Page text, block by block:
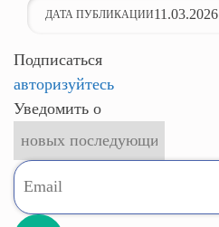
ДАТА ПУБЛИКАЦИИ11.03.2026
Подписаться
авторизуйтесь
Уведомить о